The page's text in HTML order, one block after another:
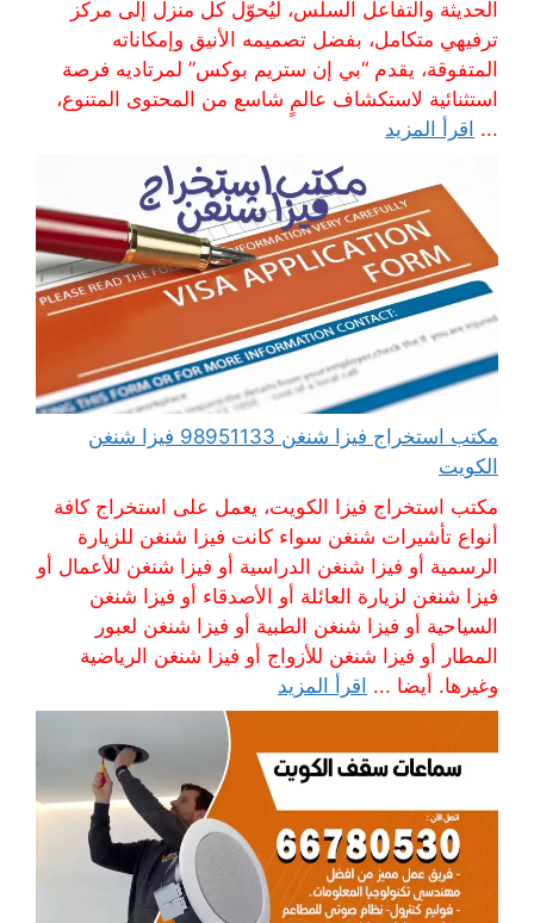
الحديثة والتفاعل السلس، ليُحوّل كل منزل إلى مركز
ترفيهي متكامل، بفضل تصميمه الأنيق وإمكاناته
المتفوقة، يقدم “بي إن ستريم بوكس” لمرتاديه فرصة
استثنائية لاستكشاف عالمٍ شاسع من المحتوى المتنوع،
... اقرأ المزيد
مكتب استخراج فيزا شنغن 98951133 فيزا شنغن
الكويت
مكتب استخراج فيزا الكويت، يعمل على استخراج كافة
أنواع تأشيرات شنغن سواء كانت فيزا شنغن للزيارة
الرسمية أو فيزا شنغن الدراسية أو فيزا شنغن للأعمال أو
فيزا شنغن لزيارة العائلة أو الأصدقاء أو فيزا شنغن
السياحية أو فيزا شنغن الطبية أو فيزا شنغن لعبور
المطار أو فيزا شنغن للأزواج أو فيزا شنغن الرياضية
وغيرها. أيضا ... اقرأ المزيد